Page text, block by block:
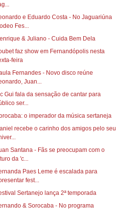
e Eduardo Costa - No Jaguariúna
Fes...
& Juliano - Cuida Bem Dela
faz show em Fernandópolis nesta
feira
Fernandes - Novo disco reúne
Juan...
Gui fala da sensação de cantar para
ser...
o imperador da música sertaneja
recebe o carinho dos amigos pelo seu
Santana - Fãs se preocupam com o
da 'c...
Paes Leme é escalada para
fest...
Sertanejo lança 2ª temporada
& Sorocaba - No programa